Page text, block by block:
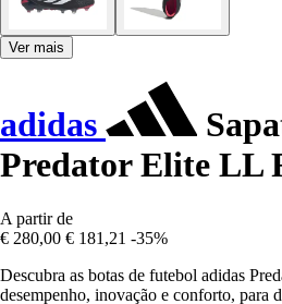
Ver mais
adidas
Predator Elite LL
A partir de
€ 280,00 € 181,21 -35%
Descubra as botas de futebol adidas
desempenho, inovação e conforto, para